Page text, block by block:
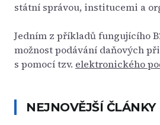
státní správou, institucemi a
Jedním z příkladů fungujícího
možnost podávání daňových
s pomocí tzv. elektronického
NEJNOVĚJŠÍ ČLÁNKY